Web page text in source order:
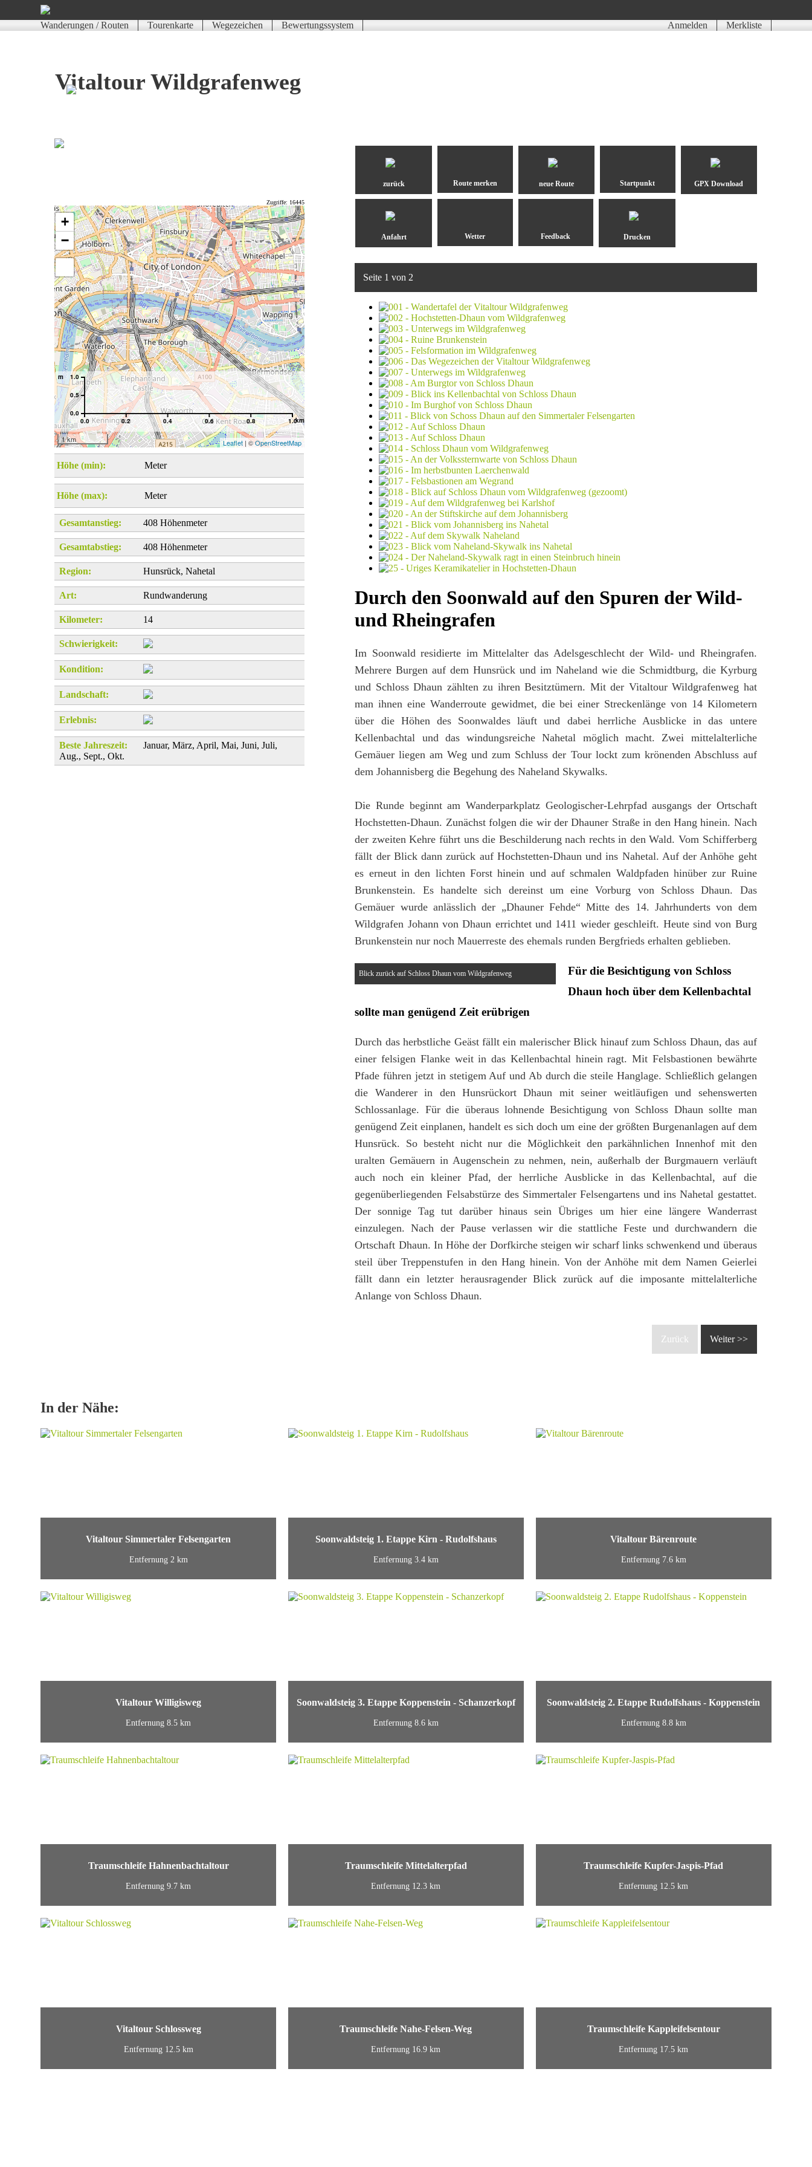
Wanderungen / Routen Tourenkarte Wegezeichen
Bewertungssystem
Anmelden Merkliste
Vitaltour Wildgrafenweg
Zugriffe: 16445
+
−
0.0 0.2 0.4 0.6 0.8 1.0km
0.0
0.5
1.0
m
1 km Leaflet| ©OpenStreetMap
Höhe (min): Meter
Höhe (max): Meter
Gesamtanstieg: 408 Höhenmeter
Gesamtabstieg: 408 Höhenmeter
Region: Hunsrück, Nahetal
Art: Rundwanderung
Kilometer: 14
Schwierigkeit:
Kondition:
Landschaft:
Erlebnis:
Beste Jahreszeit:
Januar, März, April, Mai, Juni, Juli,
Aug., Sept., Okt.
zurück neue Route GPX Download
Anfahrt Drucken
Seite 1 von 2
Durch den Soonwald auf den Spuren der Wild-
und Rheingrafen
Im Soonwald residierte im Mittelalter das Adelsgeschlecht der Wild- und Rheingrafen.
Mehrere Burgen auf dem Hunsrück und im Naheland wie die Schmidtburg, die Kyrburg
und Schloss Dhaun zählten zu ihren Besitztümern. Mit der Vitaltour Wildgrafenweg hat
man ihnen eine Wanderroute gewidmet, die bei einer Streckenlänge von 14 Kilometern
über die Höhen des Soonwaldes läuft und dabei herrliche Ausblicke in das untere
Kellenbachtal und das windungsreiche Nahetal möglich macht. Zwei mittelalterliche
Gemäuer liegen am Weg und zum Schluss der Tour lockt zum krönenden Abschluss auf
dem Johannisberg die Begehung des Naheland Skywalks.
Die Runde beginnt am Wanderparkplatz Geologischer-Lehrpfad ausgangs der Ortschaft
Hochstetten-Dhaun. Zunächst folgen die wir der Dhauner Straße in den Hang hinein. Nach
der zweiten Kehre führt uns die Beschilderung nach rechts in den Wald. Vom Schifferberg
fällt der Blick dann zurück auf Hochstetten-Dhaun und ins Nahetal. Auf der Anhöhe geht
es erneut in den lichten Forst hinein und auf schmalen Waldpfaden hinüber zur Ruine
Brunkenstein. Es handelte sich dereinst um eine Vorburg von Schloss Dhaun. Das
Gemäuer wurde anlässlich der „Dhauner Fehde“ Mitte des 14. Jahrhunderts von dem
Wildgrafen Johann von Dhaun errichtet und 1411 wieder geschleift. Heute sind von Burg
Brunkenstein nur noch Mauerreste des ehemals runden Bergfrieds erhalten geblieben.
Blick zurück auf Schloss Dhaun vom Wildgrafenweg
Für die Besichtigung von Schloss
Dhaun hoch über dem Kellenbachtal
sollte man genügend Zeit erübrigen
Durch das herbstliche Geäst fällt ein malerischer Blick hinauf zum Schloss Dhaun, das auf
einer felsigen Flanke weit in das Kellenbachtal hinein ragt. Mit Felsbastionen bewährte
Pfade führen jetzt in stetigem Auf und Ab durch die steile Hanglage. Schließlich gelangen
die Wanderer in den Hunsrückort Dhaun mit seiner weitläufigen und sehenswerten
Schlossanlage. Für die überaus lohnende Besichtigung von Schloss Dhaun sollte man
genügend Zeit einplanen, handelt es sich doch um eine der größten Burgenanlagen auf dem
Hunsrück. So besteht nicht nur die Möglichkeit den parkähnlichen Innenhof mit den
uralten Gemäuern in Augenschein zu nehmen, nein, außerhalb der Burgmauern verläuft
auch noch ein kleiner Pfad, der herrliche Ausblicke in das Kellenbachtal, auf die
gegenüberliegenden Felsabstürze des Simmertaler Felsengartens und ins Nahetal gestattet.
Der sonnige Tag tut darüber hinaus sein Übriges um hier eine längere Wanderrast
einzulegen. Nach der Pause verlassen wir die stattliche Feste und durchwandern die
Ortschaft Dhaun. In Höhe der Dorfkirche steigen wir scharf links schwenkend und überaus
steil über Treppenstufen in den Hang hinein. Von der Anhöhe mit dem Namen Geierlei
fällt dann ein letzter herausragender Blick zurück auf die imposante mittelalterliche
Anlange von Schloss Dhaun.
Zurück Weiter >>
In der Nähe:
Vitaltour Simmertaler Felsengarten
Entfernung 2 km
Soonwaldsteig 1. Etappe Kirn - Rudolfshaus
Entfernung 3.4 km
Vitaltour Bärenroute
Entfernung 7.6 km
Vitaltour Willigisweg
Entfernung 8.5 km
Soonwaldsteig 3. Etappe Koppenstein - Schanzerkopf
Entfernung 8.6 km
Soonwaldsteig 2. Etappe Rudolfshaus - Koppenstein
Entfernung 8.8 km
Traumschleife Hahnenbachtaltour
Entfernung 9.7 km
Traumschleife Mittelalterpfad
Entfernung 12.3 km
Traumschleife Kupfer-Jaspis-Pfad
Entfernung 12.5 km
Vitaltour Schlossweg
Entfernung 12.5 km
Traumschleife Nahe-Felsen-Weg
Entfernung 16.9 km
Traumschleife Kappleifelsentour
Entfernung 17.5 km